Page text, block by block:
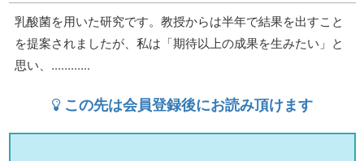
乳酸菌を用いた研究です。教授からは半年で結果を出すこと
を提案されましたが、私は「期待以上の成果を生みたい」と
思い、............
この先は会員登録後にお読み頂けます